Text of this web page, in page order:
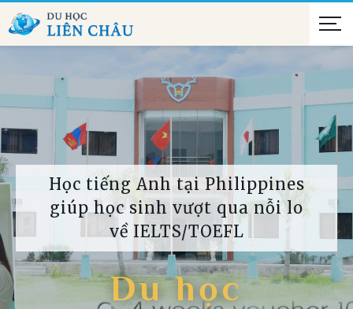
Học tiếng Anh tại Philippines
giúp học sinh vượt qua nỗi lo
về IELTS/TOEFL
Du học